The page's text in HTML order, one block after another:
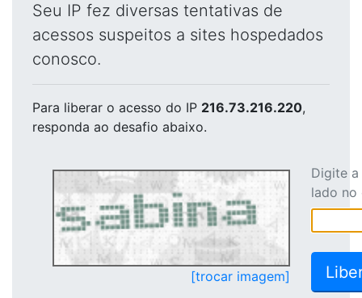
Seu IP fez diversas tentativas de
acessos suspeitos a sites hospedados
conosco.
Para liberar o acesso do IP 216.73.216.220,
responda ao desafio abaixo.
[trocar imagem]
Digite
lado no